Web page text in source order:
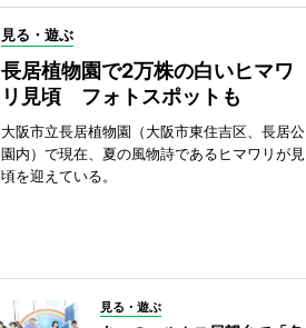
見る・遊ぶ
長居植物園で2万株の白いヒマワ
リ見頃 フォトスポットも
大阪市立長居植物園（大阪市東住吉区、長居公
園内）で現在、夏の風物詩であるヒマワリが見
頃を迎えている。
見る・遊ぶ